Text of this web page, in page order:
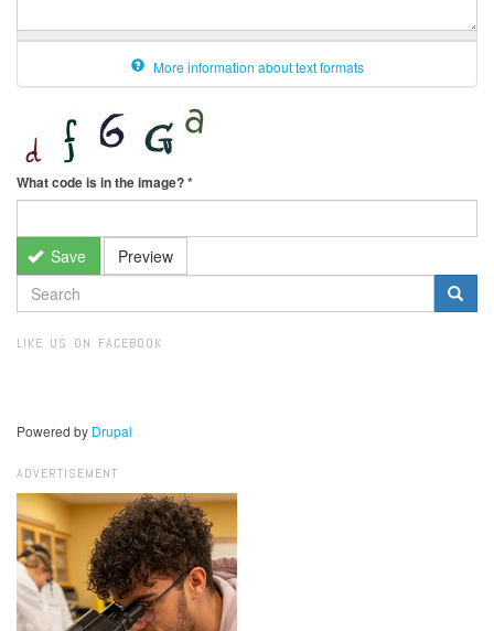
More information about text formats
What code is in the image?*
Save Preview
SEARCH
FORM
LIKE US ON FACEBOOK
Powered by Drupal
ADVERTISEMENT